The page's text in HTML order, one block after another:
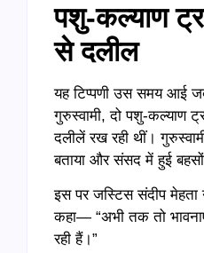
पशु-कल्याण
से दलील
यह टिप्पणी उस समय आई
गुरुस्वामी, दो पशु-कल्याण
दलीलें रख रही थीं।
बताया और संसद में हुई बहसों
इस पर जस्टिस संदीप मेहता
कहा— “अभी तक तो
रही हैं।”